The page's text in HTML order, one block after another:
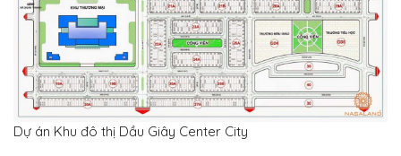
Dự án Khu đô thị Dầu Giây Center City